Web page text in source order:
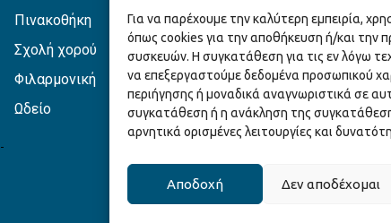
Για να παρέχουμε την καλύτερη εμπειρία,
όπως cookies για την αποθήκευση ή/και την
συσκευών. Η συγκατάθεση για τις εν λόγω
να επεξεργαστούμε δεδομένα προσωπικού
περιήγησης ή μοναδικά αναγνωριστικά σε
συγκατάθεση ή η ανάκληση της
αρνητικά ορισμένες λειτουργίες και
Αποδοχή Δεν αποδέχομαι
Πινακοθήκη 1
Σχολή χορού
Φιλαρμονική 1
Ωδείο 3